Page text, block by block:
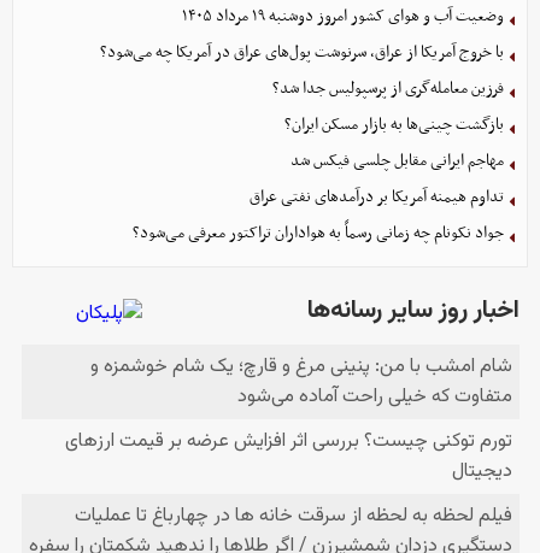
وضعیت آب و هوای کشور امروز دوشنبه ۱۹ مرداد ۱۴۰۵
با خروج آمریکا از عراق، سرنوشت پول‌های عراق در آمریکا چه می‌شود؟
فرزین معامله‌گری از پرسپولیس جدا شد؟
بازگشت چینی‌ها به بازار مسکن ایران؟
مهاجم ایرانی مقابل چلسی فیکس شد
تداوم هیمنه آمریکا بر درآمدهای نفتی عراق
جواد نکونام چه زمانی رسماً به هواداران تراکتور معرفی می‌شود؟